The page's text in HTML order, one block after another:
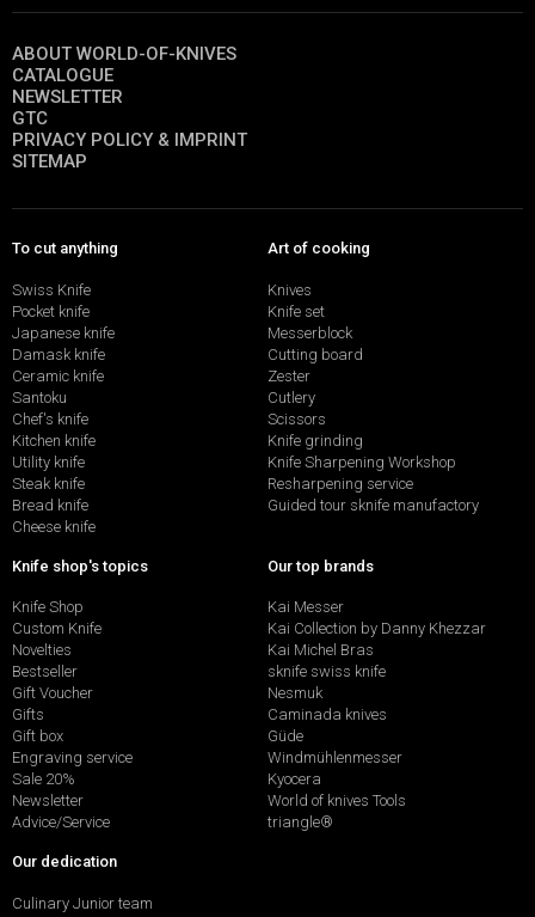
ABOUT WORLD-OF-KNIVES
CATALOGUE
NEWSLETTER
GTC
PRIVACY POLICY & IMPRINT
SITEMAP
To cut anything
Swiss Knife
Pocket knife
Japanese knife
Damask knife
Ceramic knife
Santoku
Chef's knife
Kitchen knife
Utility knife
Steak knife
Bread knife
Cheese knife
Art of cooking
Knives
Knife set
Messerblock
Cutting board
Zester
Cutlery
Scissors
Knife grinding
Knife Sharpening Workshop
Resharpening service
Guided tour sknife manufactory
Knife shop's topics
Knife Shop
Custom Knife
Novelties
Bestseller
Gift Voucher
Gifts
Gift box
Engraving service
Sale 20%
Newsletter
Advice/Service
Our top brands
Kai Messer
Kai Collection by Danny Khezzar
Kai Michel Bras
sknife swiss knife
Nesmuk
Caminada knives
Güde
Windmühlenmesser
Kyocera
World of knives Tools
triangle®
Our dedication
Culinary Junior team